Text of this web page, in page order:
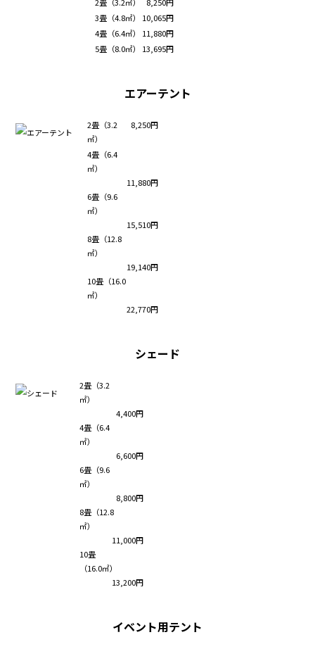
3畳（4.8㎡）
10,065円
4畳（6.4㎡）
11,880円
5畳（8.0㎡）
13,695円
エアーテント
2畳（3.2
㎡）
8,250円
4畳（6.4
㎡）
11,880円
6畳（9.6
㎡）
15,510円
8畳（12.8
㎡）
19,140円
10畳（16.0
㎡）
22,770円
シェード
2畳（3.2
㎡）
4,400円
4畳（6.4
㎡）
6,600円
6畳（9.6
㎡）
8,800円
8畳（12.8
㎡）
11,000円
10畳
（16.0㎡）
13,200円
イベント用テント